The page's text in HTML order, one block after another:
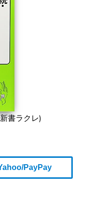
書ラクレ)
PayPay